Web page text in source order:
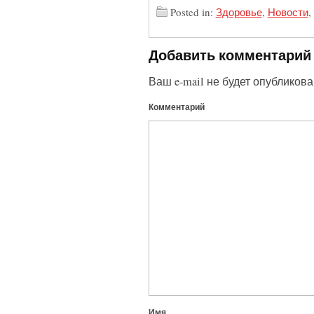
Posted in: Здоровье, Новости,
Добавить комментарий
Ваш e-mail не будет
Комментарий